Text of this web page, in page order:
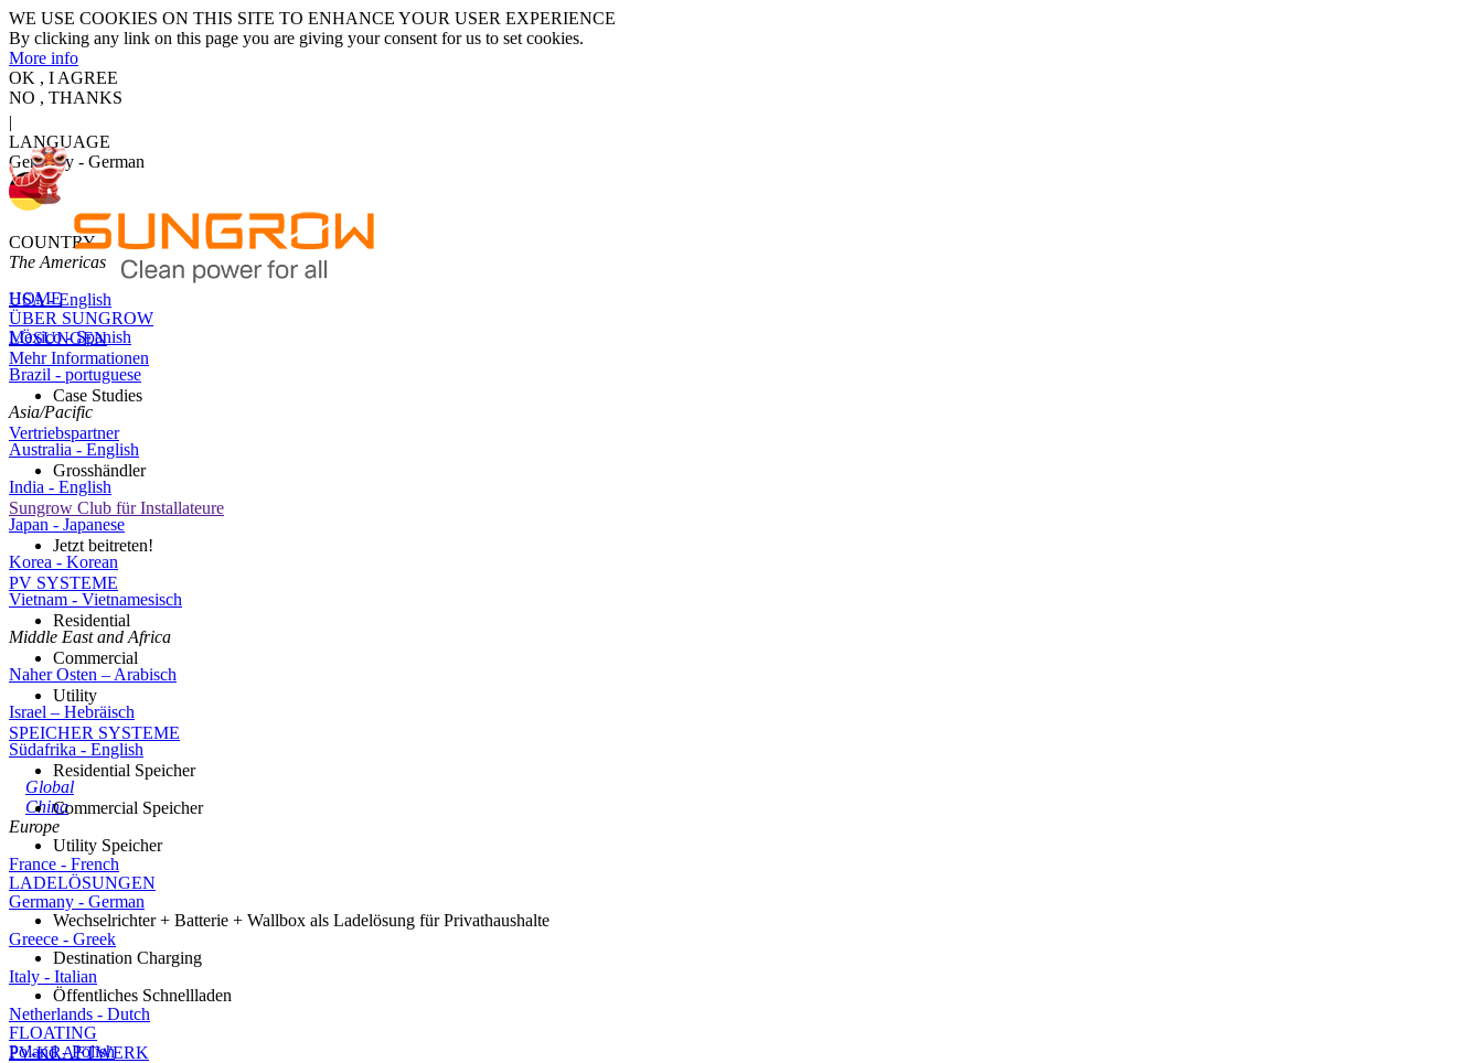
WE USE COOKIES ON THIS SITE TO ENHANCE YOUR USER EXPERIENCE
By clicking any link on this page you are giving your consent for us to set cookies.
More info
OK , I AGREE
NO , THANKS
|
LANGUAGE
Germany - German
COUNTRY
The Americas
USA - English
Mexico - Spanish
Brazil - portuguese
Asia/Pacific
Australia - English
India - English
Japan - Japanese
Korea - Korean
Vietnam - Vietnamesisch
Middle East and Africa
Naher Osten – Arabisch
Israel – Hebräisch
Südafrika - English
Global
China
Europe
France - French
Germany - German
Greece - Greek
Italy - Italian
Netherlands - Dutch
Poland - Polish
HOME
ÜBER SUNGROW
LÖSUNGEN
Mehr Informationen
Case Studies
Vertriebspartner
Grosshändler
Sungrow Club für Installateure
Jetzt beitreten!
PV SYSTEME
Residential
Commercial
Utility
SPEICHER SYSTEME
Residential Speicher
Commercial Speicher
Utility Speicher
LADELÖSUNGEN
Wechselrichter + Batterie + Wallbox als Ladelösung für Privathaushalte
Destination Charging
Öffentliches Schnellladen
FLOATING
PV-KRAFTWERK